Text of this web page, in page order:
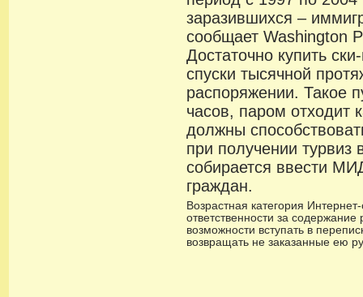
заразившихся –
сообщает Washington
Достаточно купить
спуски тысячной
распоряжении. Такое
часов, паром отходит
должны
при получении турвиз
собирается ввести
граждан.
Возрастная категория
ответственности за
возможности вступать в
возвращать не заказанные ею